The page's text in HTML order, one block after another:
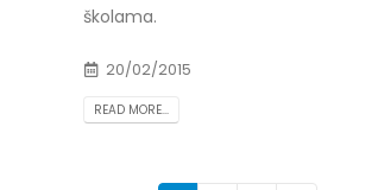
školama.
20/02/2015
READ MORE...